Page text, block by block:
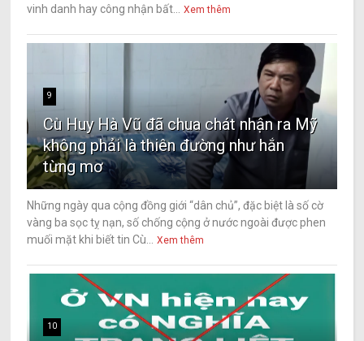
vinh danh hay công nhận bất... Xem thêm
9
Cù Huy Hà Vũ đã chua chát nhận ra Mỹ
không phải là thiên đường như hắn
từng mơ
Những ngày qua cộng đồng giới “dân chủ”, đặc biệt là số cờ
vàng ba sọc tỵ nạn, số chống cộng ở nước ngoài được phen
muối mặt khi biết tin Cù... Xem thêm
10